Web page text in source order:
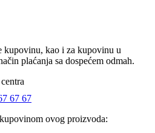
kupovinu, kao i za kupovinu u
plaćanja sa dospećem odmah.
67 67
ovog proizvoda: